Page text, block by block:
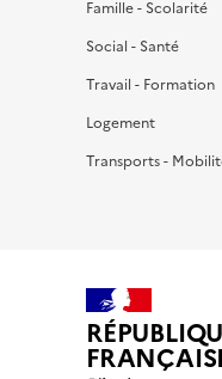
Famille - Scolarité
Social - Santé
Travail - Formation
Logement
Transports -